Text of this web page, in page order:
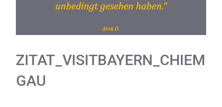
ZITAT_VISITBAYERN_CHIEM
GAU